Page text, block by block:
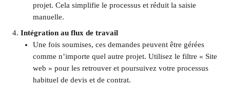
projet. Cela simplifie le processus et réduit la saisie
manuelle.
Intégration au flux de travail
Une fois soumises, ces demandes peuvent être gérées
comme n’importe quel autre projet. Utilisez le filtre « Site
web » pour les retrouver et poursuivez votre processus
habituel de devis et de contrat.